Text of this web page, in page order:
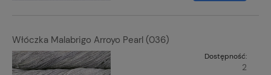
Włóczka Malabrigo Arroyo Pearl (036)
Dostępność:
2